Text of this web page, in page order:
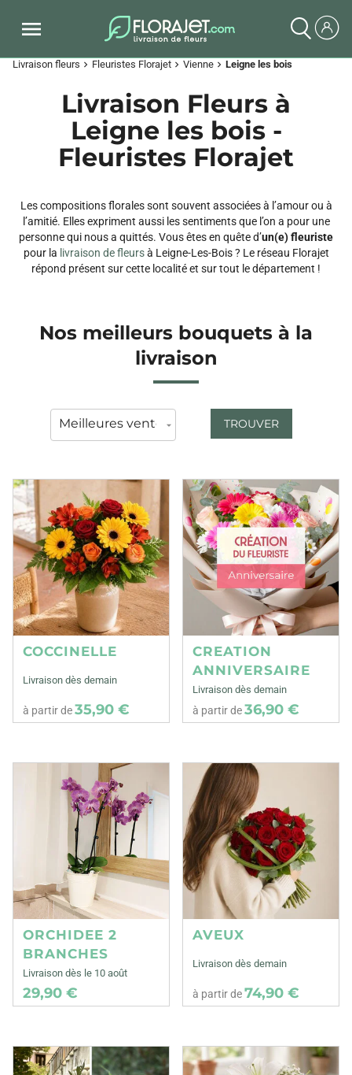
Livraison fleurs chevron_right Fleuristes Florajet chevron_right Vienne chevron_right Leigne les bois
Livraison Fleurs à
Leigne les bois -
Fleuristes Florajet
Les compositions florales sont souvent associées à l’amour ou à
l’amitié. Elles expriment aussi les sentiments que l’on a pour une
personne qui nous a quittés. Vous êtes en quête d’un(e) fleuriste
pour la livraison de fleursà Leigne-Les-Bois ? Le réseau Florajet
répond présent sur cette localité et sur tout le département !
Nos meilleurs bouquets à la
livraison
TROUVER
COCCINELLE
Livraison dès demain
à partir de35,90 €
CREATION
ANNIVERSAIRE
Livraison dès demain
à partir de36,90 €
ORCHIDEE 2
BRANCHES
Livraison dès le 10 août
29,90 €
AVEUX
Livraison dès demain
à partir de74,90 €